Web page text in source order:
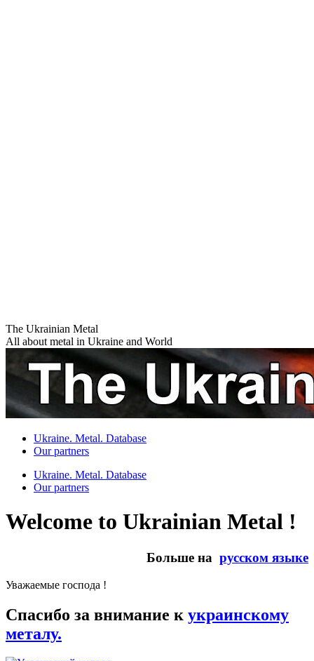
Skip
to
content
The Ukrainian Metal
All about metal in Ukraine and World
Ukraine. Metal. Database
Our partners
Ukraine. Metal. Database
Our partners
Welcome to Ukrainian Metal !
Больше на русском языке
Уважаемые господа !
Спасибо за внимание к украинскому
металу.